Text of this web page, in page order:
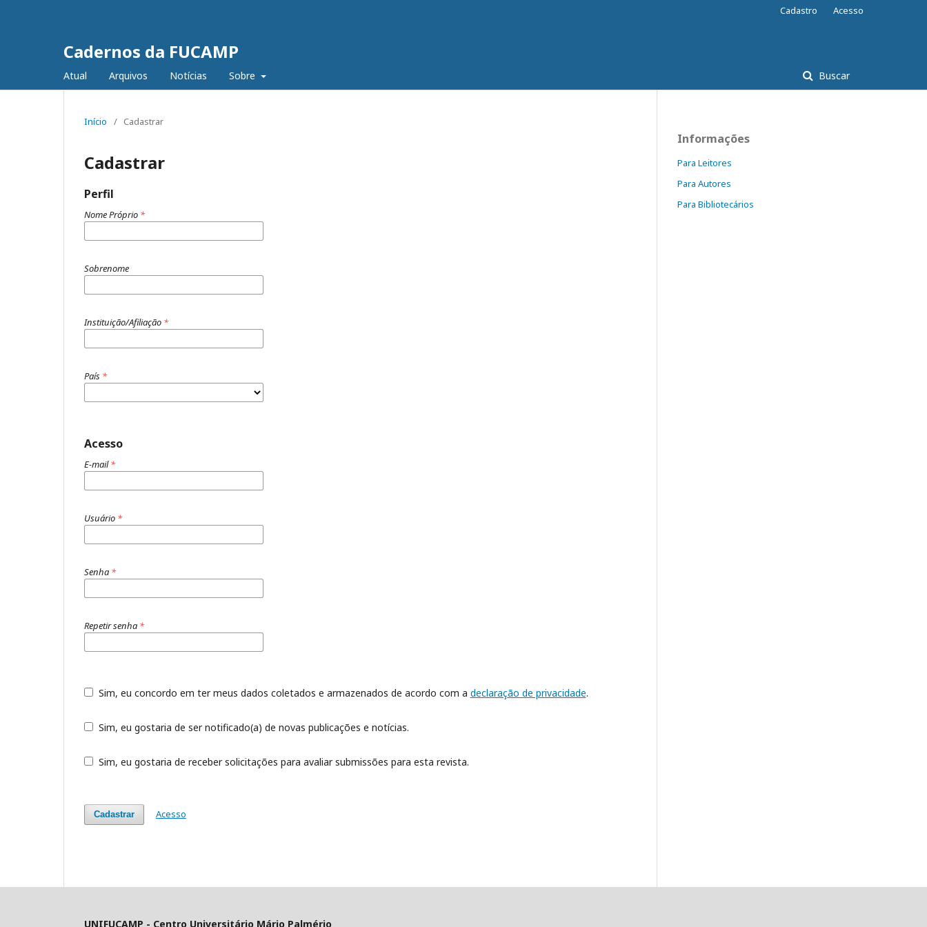
Cadernos da FUCAMP
Atual Arquivos Notícias Sobre Buscar
Cadastro Acesso
Início / Cadastrar
Cadastrar
Perfil
Nome Próprio *
Sobrenome
Instituição/Afiliação *
País *
Acesso
E-mail*
Usuário *
Senha *
Repetir senha *
Sim, eu concordo em ter meus dados coletados e armazenados de acordo com a declaração de privacidade.
Sim, eu gostaria de ser notificado(a) de novas publicações e notícias.
Sim, eu gostaria de receber solicitações para avaliar submissões para esta revista.
Cadastrar Acesso
Informações
Para Leitores
Para Autores
Para Bibliotecários
UNIFUCAMP - Centro Universitário Mário Palmério